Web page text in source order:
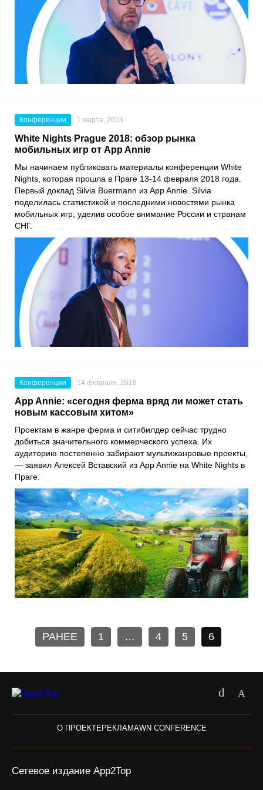
Конференции 1 марта, 2018
White Nights Prague 2018: обзор рынка
мобильных игр от App Annie
Мы начинаем публиковать материалы конференции White
Nights, которая прошла в Праге 13-14 февраля 2018 года.
Первый доклад Silvia Buermann из App Annie. Silvia
поделилась статистикой и последними новостями рынка
мобильных игр, уделив особое внимание России и странам
СНГ.
Конференции 14 февраля, 2018
App Annie: «сегодня ферма вряд ли может стать
новым кассовым хитом»
Проектам в жанре ферма и ситибилдер сейчас трудно
добиться значительного коммерческого успеха. Их
аудиторию постепенно забирают мультижанровые проекты,
— заявил Алексей Вставский из App Annie на White Nights в
Праге.
РАНЕЕ 1 … 4 5 6
О ПРОЕКТЕРЕКЛАМАWN CONFERENCE
Сетевое издание App2Top